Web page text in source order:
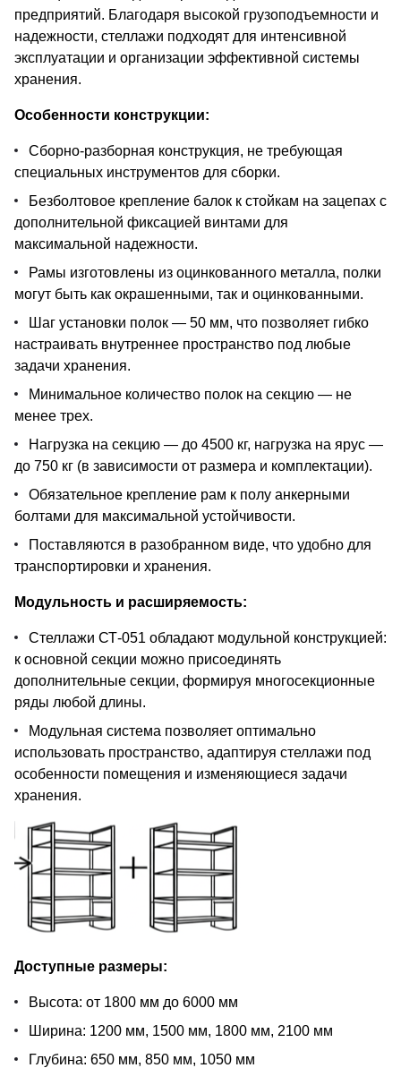
предприятий. Благодаря высокой грузоподъемности и
надежности, стеллажи подходят для интенсивной
эксплуатации и организации эффективной системы
хранения.
Особенности конструкции:
Сборно-разборная конструкция, не требующая
специальных инструментов для сборки.
Безболтовое крепление балок к стойкам на зацепах с
дополнительной фиксацией винтами для
максимальной надежности.
Рамы изготовлены из оцинкованного металла, полки
могут быть как окрашенными, так и оцинкованными.
Шаг установки полок — 50 мм, что позволяет гибко
настраивать внутреннее пространство под любые
задачи хранения.
Минимальное количество полок на секцию — не
менее трех.
Нагрузка на секцию — до 4500 кг, нагрузка на ярус —
до 750 кг (в зависимости от размера и комплектации).
Обязательное крепление рам к полу анкерными
болтами для максимальной устойчивости.
Поставляются в разобранном виде, что удобно для
транспортировки и хранения.
Модульность и расширяемость:
Стеллажи СТ-051 обладают модульной конструкцией:
к основной секции можно присоединять
дополнительные секции, формируя многосекционные
ряды любой длины.
Модульная система позволяет оптимально
использовать пространство, адаптируя стеллажи под
особенности помещения и изменяющиеся задачи
хранения.
Доступные размеры:
Высота: от 1800 мм до 6000 мм
Ширина: 1200 мм, 1500 мм, 1800 мм, 2100 мм
Глубина: 650 мм, 850 мм, 1050 мм